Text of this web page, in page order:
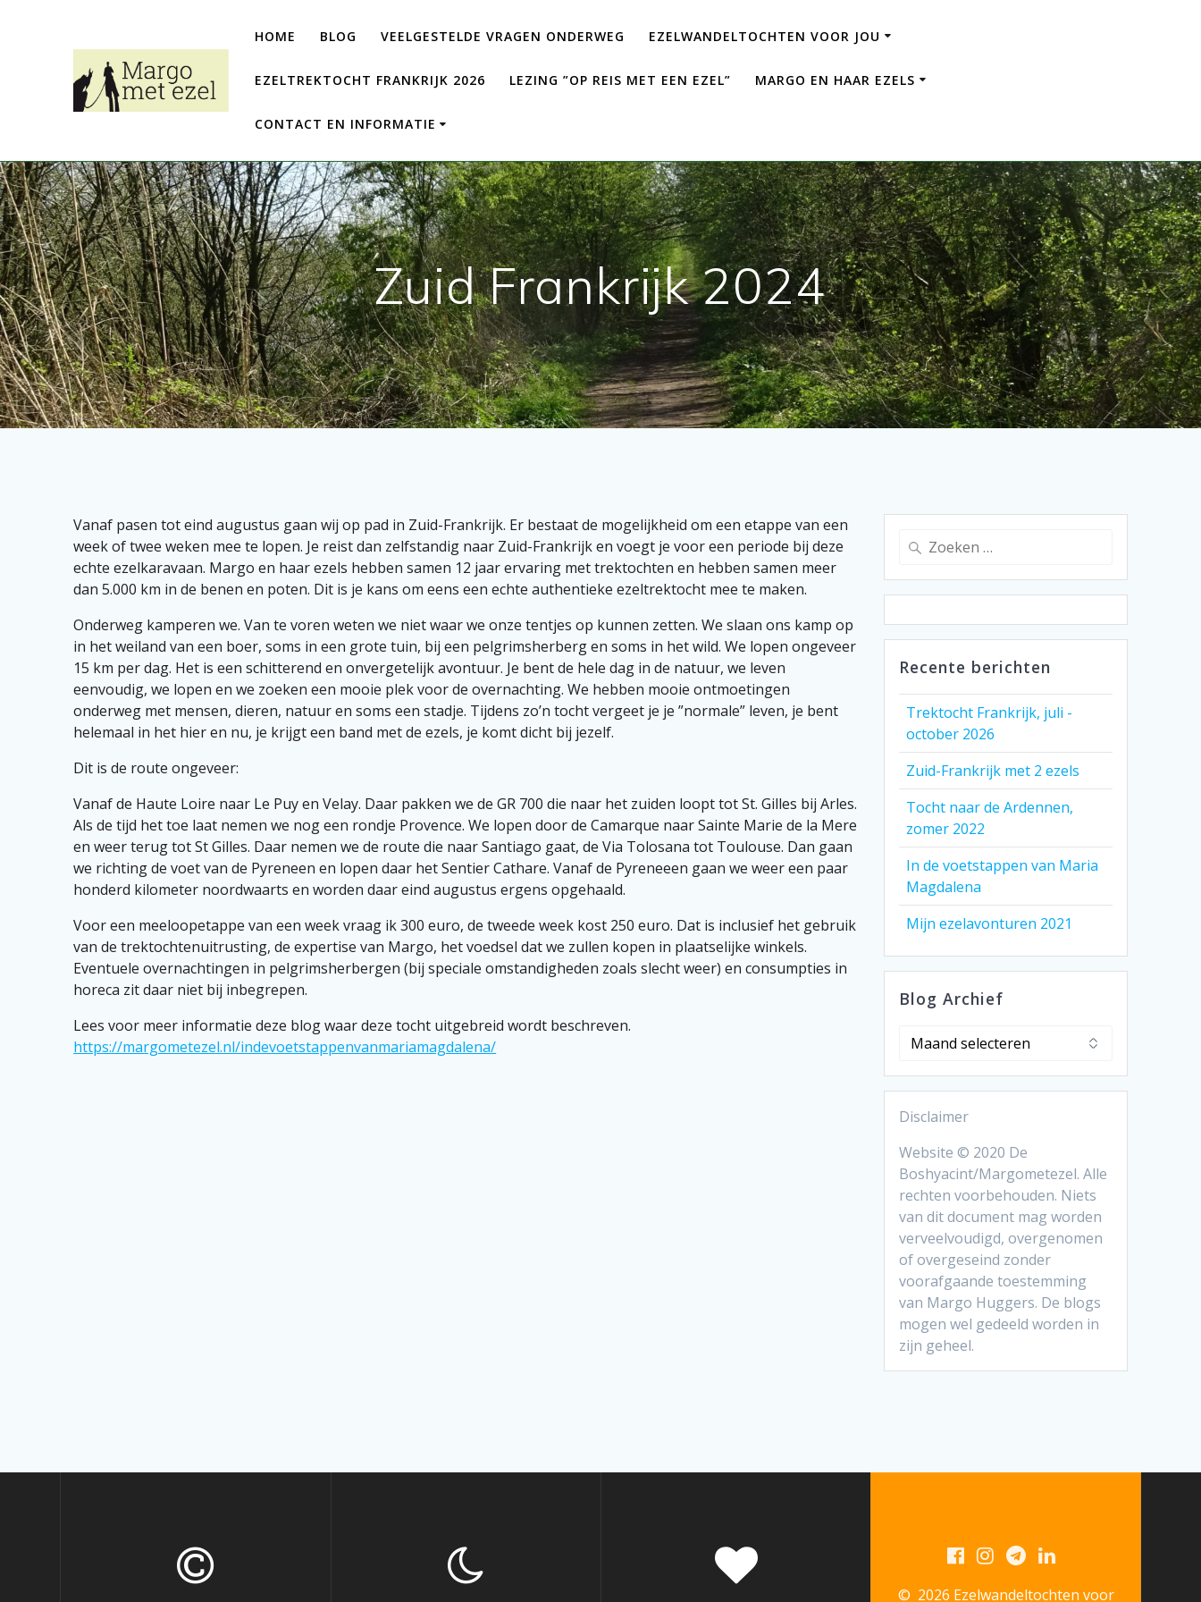
HOME BLOG VEELGESTELDE VRAGEN ONDERWEG EZELWANDELTOCHTEN VOOR JOU
EZELTREKTOCHT FRANKRIJK 2026 LEZING ”OP REIS MET EEN EZEL” MARGO EN HAAR EZELS
CONTACT EN INFORMATIE
Zuid Frankrijk 2024
Vanaf pasen tot eind augustus gaan wij op pad in Zuid-Frankrijk. Er bestaat de mogelijkheid om een etappe van een
week of twee weken mee te lopen. Je reist dan zelfstandig naar Zuid-Frankrijk en voegt je voor een periode bij deze
echte ezelkaravaan. Margo en haar ezels hebben samen 12 jaar ervaring met trektochten en hebben samen meer
dan 5.000 km in de benen en poten. Dit is je kans om eens een echte authentieke ezeltrektocht mee te maken.
Onderweg kamperen we. Van te voren weten we niet waar we onze tentjes op kunnen zetten. We slaan ons kamp op
in het weiland van een boer, soms in een grote tuin, bij een pelgrimsherberg en soms in het wild. We lopen ongeveer
15 km per dag. Het is een schitterend en onvergetelijk avontuur. Je bent de hele dag in de natuur, we leven
eenvoudig, we lopen en we zoeken een mooie plek voor de overnachting. We hebben mooie ontmoetingen
onderweg met mensen, dieren, natuur en soms een stadje. Tijdens zo’n tocht vergeet je je ”normale” leven, je bent
helemaal in het hier en nu, je krijgt een band met de ezels, je komt dicht bij jezelf.
Dit is de route ongeveer:
Vanaf de Haute Loire naar Le Puy en Velay. Daar pakken we de GR 700 die naar het zuiden loopt tot St. Gilles bij Arles.
Als de tijd het toe laat nemen we nog een rondje Provence. We lopen door de Camarque naar Sainte Marie de la Mere
en weer terug tot St Gilles. Daar nemen we de route die naar Santiago gaat, de Via Tolosana tot Toulouse. Dan gaan
we richting de voet van de Pyreneen en lopen daar het Sentier Cathare. Vanaf de Pyreneeen gaan we weer een paar
honderd kilometer noordwaarts en worden daar eind augustus ergens opgehaald.
Voor een meeloopetappe van een week vraag ik 300 euro, de tweede week kost 250 euro. Dat is inclusief het gebruik
van de trektochtenuitrusting, de expertise van Margo, het voedsel dat we zullen kopen in plaatselijke winkels.
Eventuele overnachtingen in pelgrimsherbergen (bij speciale omstandigheden zoals slecht weer) en consumpties in
horeca zit daar niet bij inbegrepen.
Lees voor meer informatie deze blog waar deze tocht uitgebreid wordt beschreven.
https://margometezel.nl/indevoetstappenvanmariamagdalena/
Zoeken
naar:
Recente berichten
Trektocht Frankrijk, juli -
october 2026
Zuid-Frankrijk met 2 ezels
Tocht naar de Ardennen,
zomer 2022
In de voetstappen van Maria
Magdalena
Mijn ezelavonturen 2021
Blog Archief
Blog
Disclaimer
Website © 2020 De
Boshyacint/Margometezel. Alle
rechten voorbehouden. Niets
van dit document mag worden
verveelvoudigd, overgenomen
of overgeseind zonder
voorafgaande toestemming
van Margo Huggers. De blogs
mogen wel gedeeld worden in
zijn geheel.
© 2026 Ezelwandeltochten voor